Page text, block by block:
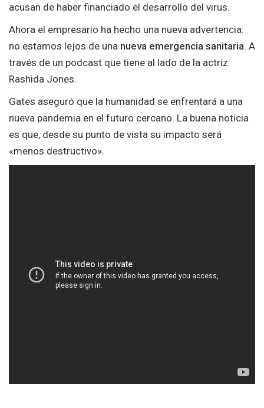
acusan de haber financiado el desarrollo del virus.
Ahora el empresario ha hecho una nueva advertencia:
no estamos lejos de una nueva emergencia sanitaria. A
través de un podcast que tiene al lado de la actriz
Rashida Jones.
Gates aseguró que la humanidad se enfrentará a una
nueva pandemia en el futuro cercano. La buena noticia
es que, desde su punto de vista su impacto será
«menos destructivo».